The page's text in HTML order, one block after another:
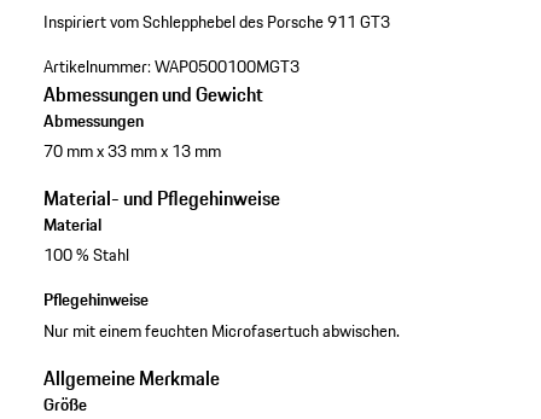
Inspiriert vom Schlepphebel des Porsche 911 GT3
Artikelnummer:WAP0500100MGT3
Abmessungen und Gewicht
Abmessungen
70 mm x 33 mm x 13 mm
Material- und Pflegehinweise
Material
100 % Stahl
Pflegehinweise
Nur mit einem feuchten Microfasertuch abwischen.
Allgemeine Merkmale
Größe